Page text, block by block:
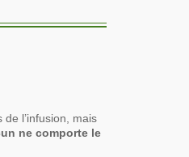
l’infusion, mais
ne comporte le